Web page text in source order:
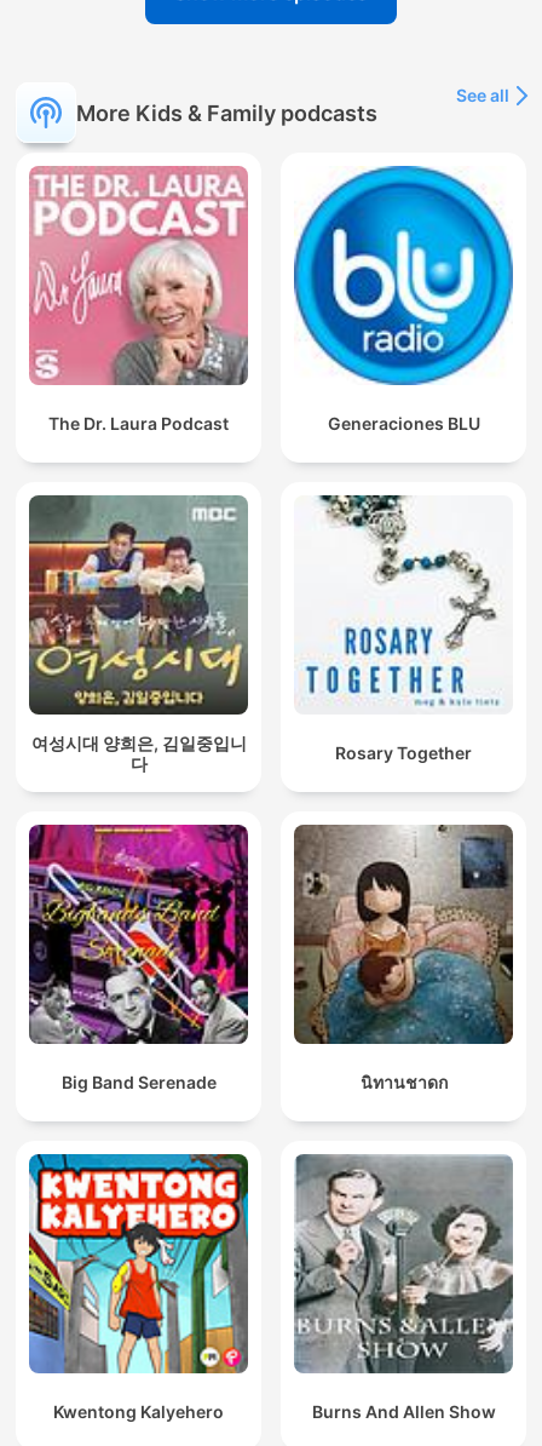
More Kids & Family podcasts
See all
The Dr. Laura Podcast Generaciones BLU
여성시대 양희은, 김일중입니
다
Rosary Together
Big Band Serenade นิทานชาดก
Kwentong Kalyehero Burns And Allen Show